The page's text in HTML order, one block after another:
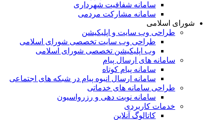
سامانه شفافیت شهرداری
سامانه مشارکت مردمی
شورای اسلامی
طراحی وب سایت و اپلیکیشن
طراحی وب سایت تخصصی شورای اسلامی
وب اپلیکیشن تخصصی شورای اسلامی
سامانه های ارسال پیام
سامانه پیام کوتاه
سامانه ارسال انبوه پیام در شبکه های اجتماعی
طراحی سامانه های خدماتی
سامانه نوبت دهی و رزرواسیون
خدمات کاربردی
کاتالوگ آنلاین